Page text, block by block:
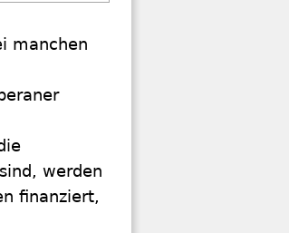
manchen
werden
finanziert,